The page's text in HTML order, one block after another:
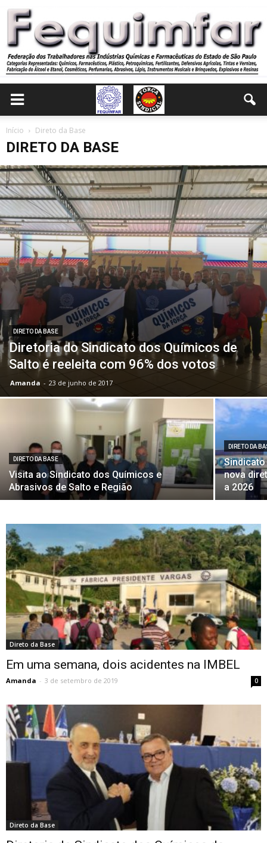
Início Direto da Base
DIRETO DA BASE
DIRETO DA BASE
Diretoria do Sindicato dos Químicos de
Salto é reeleita com 96% dos votos
Amanda - 23 de junho de 2017
DIRETO DA BASE
Visita ao Sindicato dos Químicos e
Abrasivos de Salto e Região
DIRETO DA
nova
a 2026
Direto da Base
Em uma semana, dois acidentes na IMBEL
Amanda - 3 de setembro de 2019 0
Direto da Base